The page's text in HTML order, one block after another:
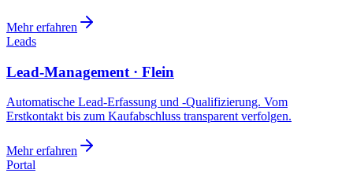
Mehr erfahren
Leads
Lead-Management · Flein
Automatische Lead-Erfassung und -Qualifizierung. Vom
Erstkontakt bis zum Kaufabschluss transparent verfolgen.
Mehr erfahren
Portal